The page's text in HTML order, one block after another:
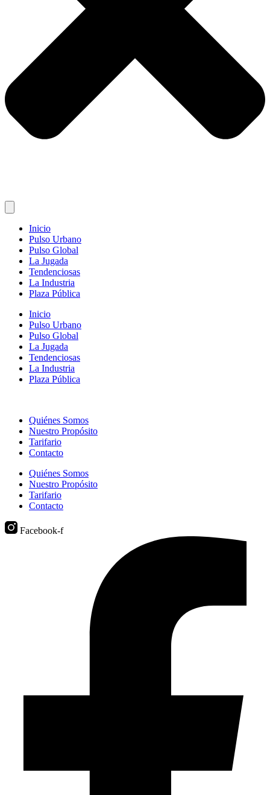
Inicio
Pulso Urbano
Pulso Global
La Jugada
Tendenciosas
La Industria
Plaza Pública
Inicio
Pulso Urbano
Pulso Global
La Jugada
Tendenciosas
La Industria
Plaza Pública
Quiénes Somos
Nuestro Propósito
Tarifario
Contacto
Quiénes Somos
Nuestro Propósito
Tarifario
Contacto
Facebook-f